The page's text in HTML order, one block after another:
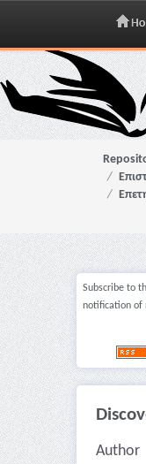
Skip
navigation
Subscribe to
notification of
Author